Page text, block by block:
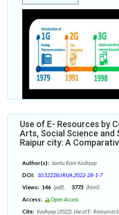
Use of E- Resources by
Arts, Social Science and
Raipur city: A
Author(s): Santu Ram Kashyap
DOI: 10.52228/JRUA.2022-28-1-7
Views: 146 (pdf), 3773 (html)
Access:
Open Access
Cite: Kashyap (2022). Use of E-